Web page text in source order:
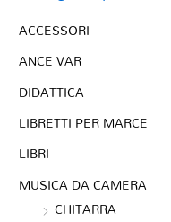
ACCESSORI
ANCE VAR
DIDATTICA
LIBRETTI PER MARCE
LIBRI
MUSICA DA CAMERA
CHITARRA